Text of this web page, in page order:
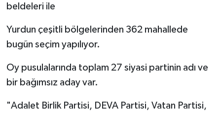
beldeleri ile
Yurdun çeşitli bölgelerinden 362 mahallede
bugün seçim yapılıyor.
Oy pusulalarında toplam 27 siyasi partinin adı ve
bir bağımsız aday var.
"Adalet Birlik Partisi, DEVA Partisi, Vatan Partisi,